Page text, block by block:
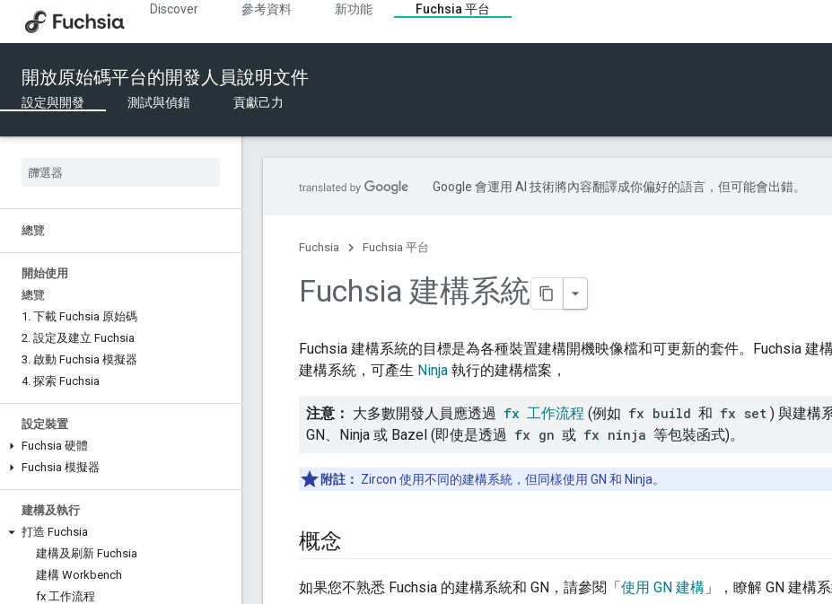
Discover 參考資料 新功能
Fuchsia 平台
開放原始碼平台的開發人員說明文件
設定與開發 測試與偵錯 貢獻己力
總覽
開始使用
總覽
1 . 下載 Fuchsia 原始碼
2. 設定及建立 Fuchsia
3. 啟動 Fuchsia 模擬器
4. 探索 Fuchsia
設定裝置
Fuchsia 硬體
Fuchsia 模擬器
建構及執行
打造 Fuchsia
建構及刷新 Fuchsia
建構 Workbench
fx 工作流程
Google 會運用 AI 技術將內容翻譯成你偏好的語言，但可能會出錯。
Fuchsia Fuchsia 平台
Fuchsia 建構系統
Fuchsia 建構系統的目標是為各種裝置建構開機映像檔和可更新的套件。Fuchsia 建
建構系統，可產生 Ninja 執行的建構檔案，
注意： 大多數開發人員應透過 fx 工作流程 (例如 fx build 和 fx set ) 與建構
GN、Ninja 或 Bazel (即使是透過 fx gn 或 fx ninja 等包裝函式)。
附註： Zircon 使用不同的建構系統，但同樣使用 GN 和 Ninja。
概念
如果您不熟悉 Fuchsia 的建構系統和 GN，請參閱「使用 GN 建構 」，瞭解 GN 建構